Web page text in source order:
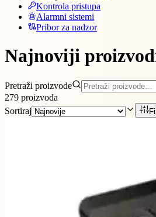
Kontrola pristupa
Alarmni sistemi
Pribor za nadzor
Najnoviji
Pretraži proizvode
279 proizvoda
Sortiraj